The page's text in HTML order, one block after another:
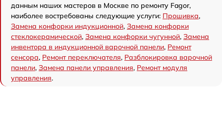
данным наших мастеров в Москве по ремонту Fagor,
наиболее востребованы следующие услуги: Прошивка,
Замена конфорки индукционной, Замена конфорки
стеклокерамической, Замена конфорки чугунной, Замена
инвентора в индукционной варочной панели, Ремонт
сенсора, Ремонт переключателя, Разблокировка варочной
панели, Замена панели управления, Ремонт модуля
управления.